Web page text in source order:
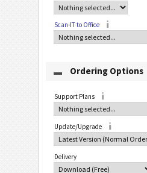
Scan-IT to Office
Ordering Options
Support Plans
Update/Upgrade
Delivery